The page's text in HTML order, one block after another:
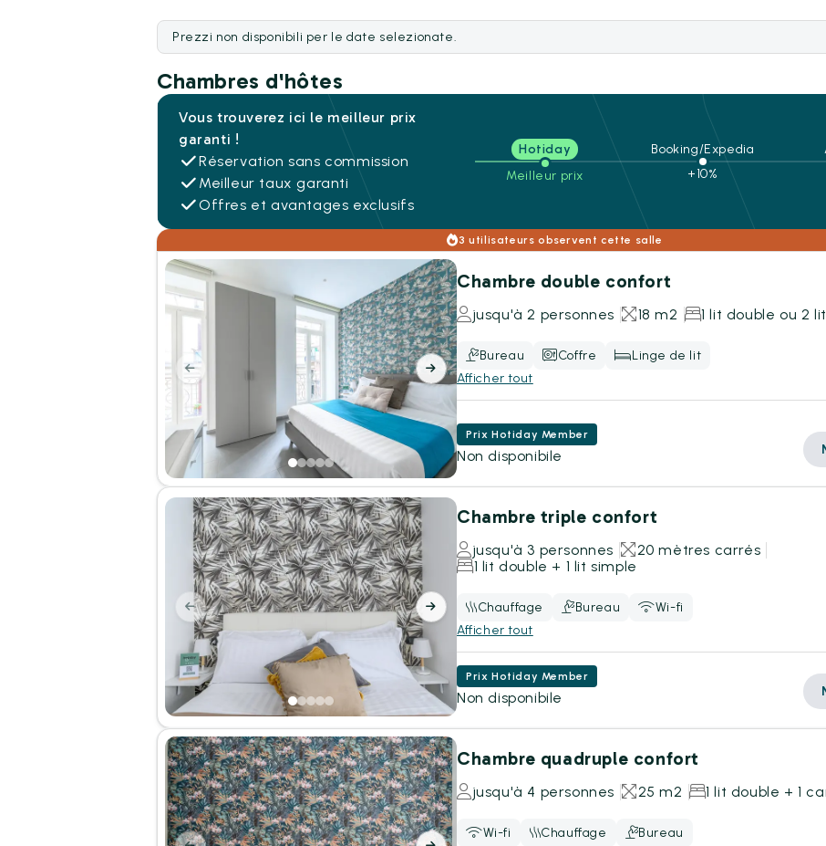
Prezzi non disponibili per le date selezionate.
Chambres d'hôtes
Vous trouverez ici le meilleur prix
garanti !
Réservation sans commission
Meilleur taux garanti
Offres et avantages exclusifs
Hotiday
Meilleur prix
Booking/Expedia
+10%
3 utilisateurs observent cette salle
Chambre double confort
jusqu'à 2 personnes 18 m2 1 lit double ou 2
Bureau Coffre
Linge de lit
Afficher tout
Prix Hotiday Member
Non disponibile
Chambre triple confort
jusqu'à 3 personnes
20 mètres carrés
1 lit double + 1 lit simple
Chauffage Bureau
Wi-fi
Afficher tout
Prix Hotiday Member
Non disponibile
Chambre quadruple confort
jusqu'à 4 personnes 25 m2 1 lit double + 1
Wi-fi Chauffage
Bureau